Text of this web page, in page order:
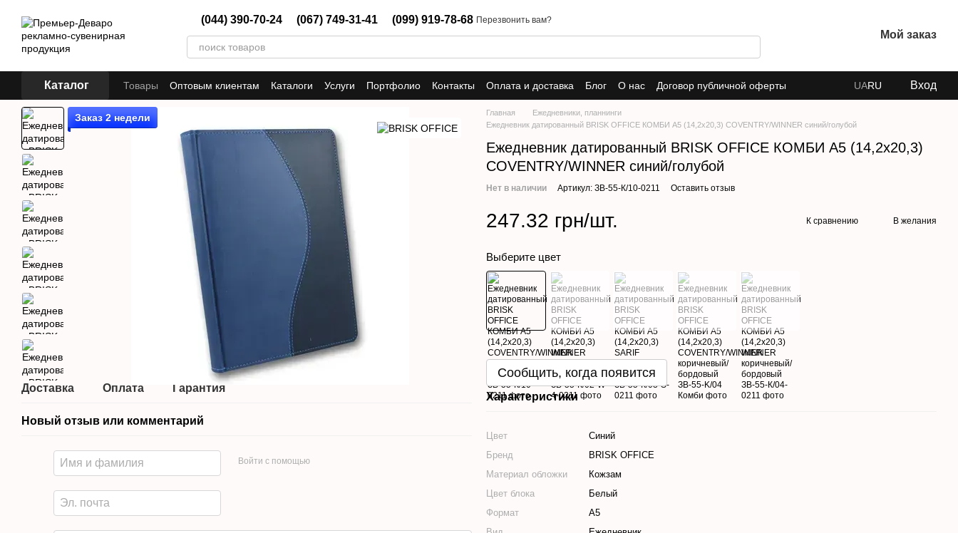
(044) 390-70-24 (067) 749-31-41 (099) 919-78-68 Перезвонить вам?
Мой заказ
Каталог Товары Оптовым клиентам Каталоги Услуги Портфолио Контакты Оплата и доставка Блог О нас Договор публичной оферты UARU Вход
Заказ 2 недели
Доставка Оплата Гарантия
Новый отзыв или комментарий
Войти с помощью
Главная
Ежедневники, планнинги
Ежедневник датированный BRISK OFFICE КОМБИ А5 (14,2х20,3) COVENTRY/WINNER синий/голубой
Ежедневник датированный BRISK OFFICE КОМБИ А5 (14,2х20,3)
COVENTRY/WINNER синий/голубой
Нет в наличии Артикул: ЗВ-55-К/10-0211 Оставить отзыв
247.32 грн/шт. К сравнению В желания
Выберите цвет
Сообщить, когда появится
Характеристики
Цвет
Синий
Бренд
BRISK OFFICE
Материал обложки
Кожзам
Цвет блока
Белый
Формат
А5